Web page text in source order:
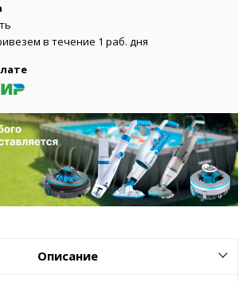
в течение 1 раб. дня
Описание